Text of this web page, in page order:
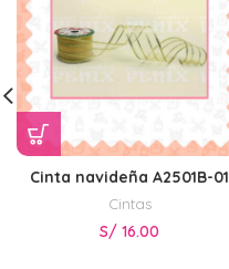
Cinta navideña A2501B-01
Cintas
S/ 16.00